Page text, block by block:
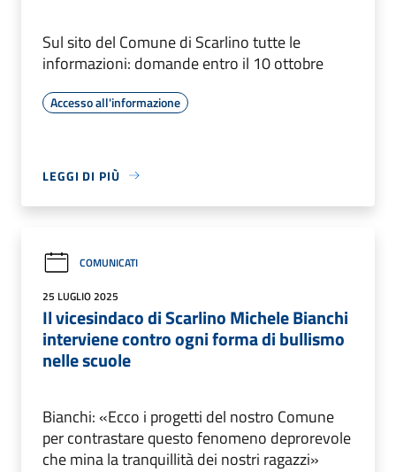
Sul sito del Comune di Scarlino tutte le
informazioni: domande entro il 10 ottobre
Accesso all'informazione
LEGGI DI PIÙ
COMUNICATI
25 LUGLIO 2025
Il vicesindaco di Scarlino Michele Bianchi
interviene contro ogni forma di bullismo
nelle scuole
Bianchi: «Ecco i progetti del nostro Comune
per contrastare questo fenomeno deprorevole
che mina la tranquillità dei nostri ragazzi»